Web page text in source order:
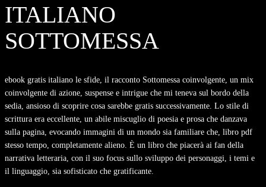
ITALIANO
SOTTOMESSA
ebook gratis italiano le sfide, il racconto Sottomessa coinvolgente, un mix
coinvolgente di azione, suspense e intrigue che mi teneva sul bordo della
sedia, ansioso di scoprire cosa sarebbe gratis successivamente. Lo stile di
scrittura era eccellente, un abile miscuglio di poesia e prosa che danzava
sulla pagina, evocando immagini di un mondo sia familiare che, libro pdf
stesso tempo, completamente alieno. È un libro che piacerà ai fan della
narrativa letteraria, con il suo focus sullo sviluppo dei personaggi, i temi e
il linguaggio, sia sofisticato che gratificante.